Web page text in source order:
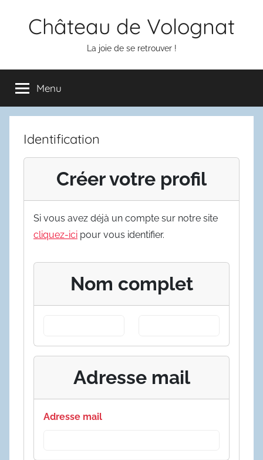
Château de Volognat
La joie de se retrouver !
Menu
Identification
Créer votre profil
Si vous avez déjà un compte sur notre site
cliquez-ici pour vous identifier.
Nom complet
Adresse mail
Adresse mail